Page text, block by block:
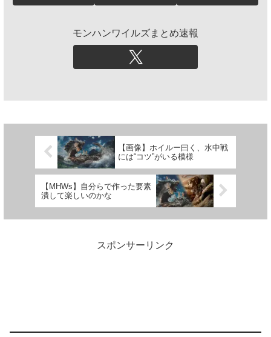
モンハンワイルズまとめ速報
【画像】ホイルー曰く、水中戦
には“コツ”がいる模様
【MHWs】自分らで作った要素
潰して楽しいのかな
スポンサーリンク